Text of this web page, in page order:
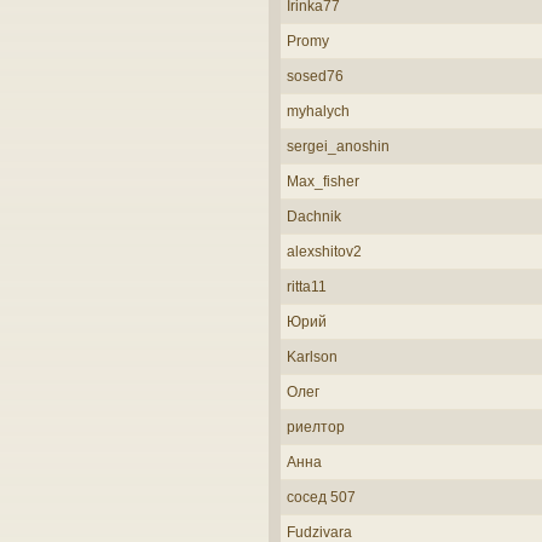
Irinka77
Promy
sosed76
myhalych
sergei_anoshin
Max_fisher
Dachnik
alexshitov2
ritta11
Юрий
Karlson
Олег
риелтор
Анна
сосед 507
Fudzivara